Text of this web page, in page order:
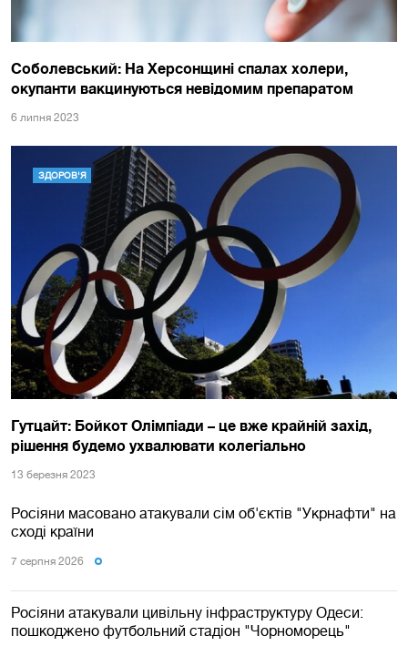
Соболевський: На Херсонщині спалах холери,
окупанти вакцинуються невідомим препаратом
6 липня 2023
ЗДОРОВ'Я
Гутцайт: Бойкот Олімпіади – це вже крайній захід,
рішення будемо ухвалювати колегіально
13 березня 2023
Росіяни масовано атакували сім об'єктів "Укрнафти" на
сході країни
7 серпня 2026
Росіяни атакували цивільну інфраструктуру Одеси:
пошкоджено футбольний стадіон "Чорноморець"